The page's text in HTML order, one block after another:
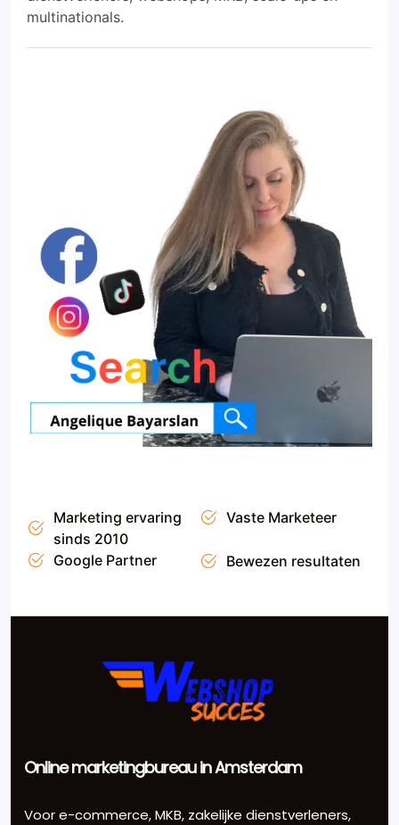
multinationals.
Marketing ervaring
sinds 2010
Vaste Marketeer
Google Partner Bewezen resultaten
Online marketingbureau in Amsterdam
Voor e-commerce, MKB, zakelijke dienstverleners,